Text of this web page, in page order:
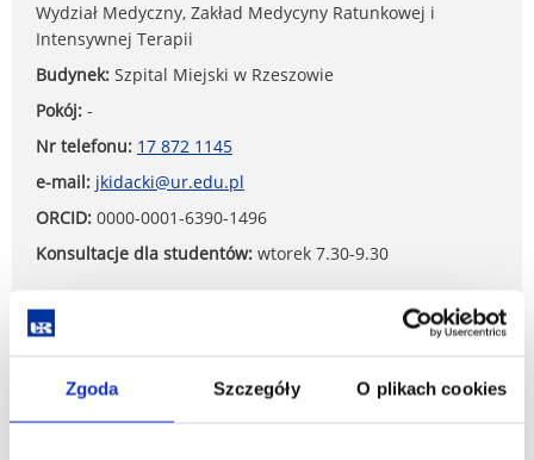
Zgoda Szczegóły O plikach cookies
Wydział Medyczny, Zakład Medycyny Ratunkowej i
Intensywnej Terapii
Budynek: Szpital Miejski w Rzeszowie
Pokój: -
Nr telefonu: 17 872 1145
e-mail: jkidacki@ur.edu.pl
ORCID: 0000-0001-6390-1496
Konsultacje dla studentów: wtorek 7.30-9.30